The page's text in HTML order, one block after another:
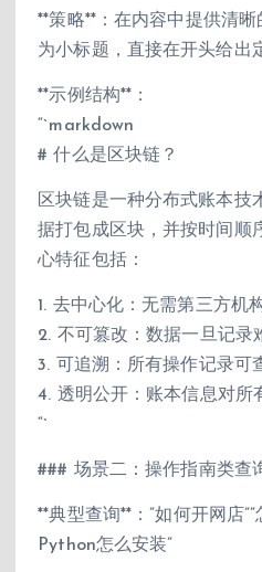
**策略**：在内容中提供清
为小标题，直接在开头给出
**示例结构**：
“`markdown
# 什么是区块链？
区块链是一种分布式账本技
据打包成区块，并按时间顺
心特征包括：
1. 去中心化：无需第三方机
2. 不可篡改：数据一旦记录
3. 可追溯：所有操作记录可
4. 透明公开：账本信息对所
“`
### 场景二：操作指南类查
**典型查询**：”如何开网店
Python怎么安装”